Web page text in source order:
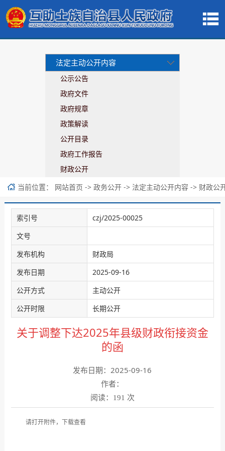
法定主动公开内容
公示公告
政府文件
政府规章
政策解读
公开目录
政府工作报告
财政公开
当前位置： 网站首页 -> 政务公开 -> 法定主动公开内容 -> 财政公
索引号
czj/2025-00025
文号
发布机构
财政局
发布日期
2025-09-16
公开方式
主动公开
公开时限
长期公开
关于调整下达2025年县级财政衔接资金
的函
发布日期：2025-09-16
作者：
阅读：
191 次
请打开附件，下载查看